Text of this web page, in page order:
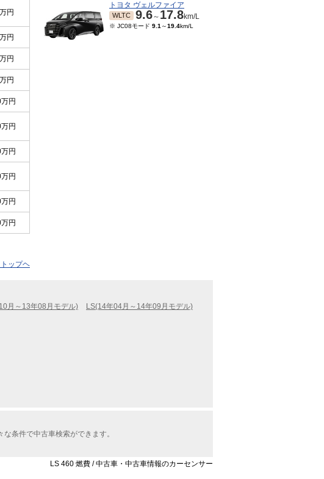
円
円
円
円
万円
万円
万円
万円
万円
万円
ップヘ
トヨタ ヴェルファイア
WLTC 9.6～ 17.8km/L
※ JC08モード 9.1 ～19.4km/L
月～13年08月モデル)
LS(14年04月～14年09月モデル)
条件で中古車検索ができます。
LS 460 燃費 / 中古車・中古車情報のカーセンサー